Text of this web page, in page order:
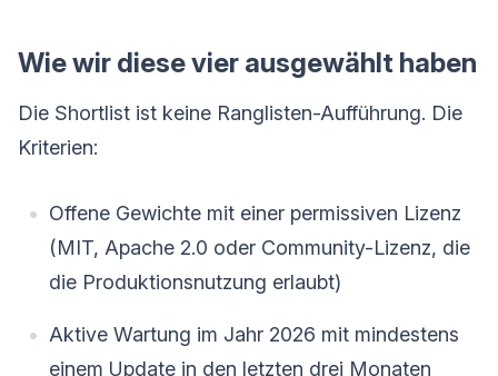
Wie wir diese vier ausgewählt haben
Die Shortlist ist keine Ranglisten-Aufführung. Die
Kriterien:
Offene Gewichte mit einer permissiven Lizenz
(MIT, Apache 2.0 oder Community-Lizenz, die
die Produktionsnutzung erlaubt)
Aktive Wartung im Jahr 2026 mit mindestens
einem Update in den letzten drei Monaten